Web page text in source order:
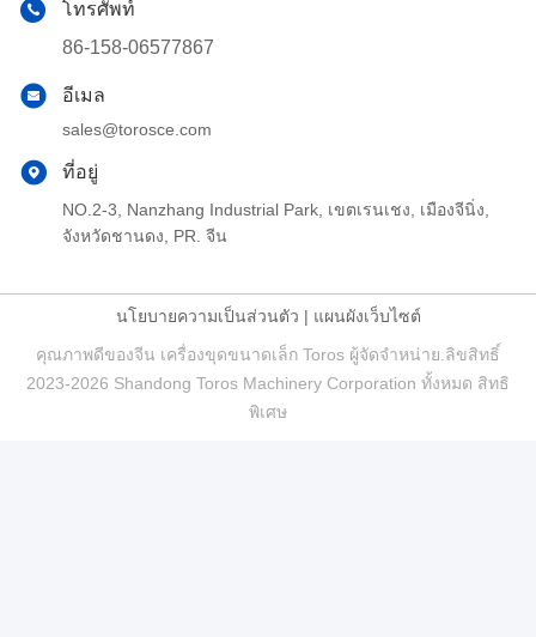
โทรศัพท์
86-158-06577867
อีเมล
sales@torosce.com
ที่อยู่
NO.2-3, Nanzhang Industrial Park, เขตเรนเชง, เมืองจีนิ่ง,
จังหวัดชานดง, PR. จีน
นโยบายความเป็นส่วนตัว | แผนผังเว็บไซต์
คุณภาพดีของจีน เครื่องขุดขนาดเล็ก Toros ผู้จัดจําหน่าย.ลิขสิทธิ์
2023-2026 Shandong Toros Machinery Corporation ทั้งหมด สิทธิ
พิเศษ